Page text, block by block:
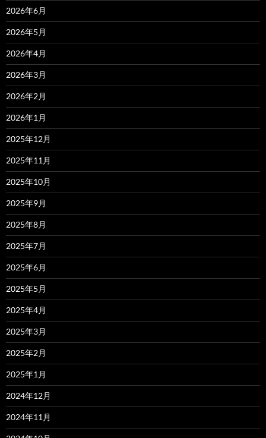
2026年6月
2026年5月
2026年4月
2026年3月
2026年2月
2026年1月
2025年12月
2025年11月
2025年10月
2025年9月
2025年8月
2025年7月
2025年6月
2025年5月
2025年4月
2025年3月
2025年2月
2025年1月
2024年12月
2024年11月